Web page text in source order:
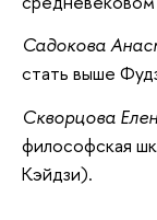
Садокова
стать выше
Скворцова
философская
Кэйдзи).